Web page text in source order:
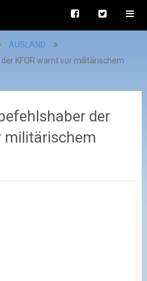
AUSLAND
KFOR warnt vor militärischem
der
militärischem